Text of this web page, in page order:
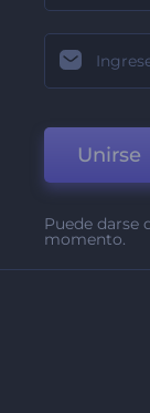
Unirse
Puede darse
momento.